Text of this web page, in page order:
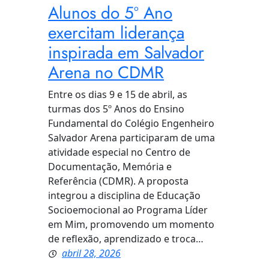
Alunos do 5º Ano
exercitam liderança
inspirada em Salvador
Arena no CDMR
Entre os dias 9 e 15 de abril, as
turmas dos 5º Anos do Ensino
Fundamental do Colégio Engenheiro
Salvador Arena participaram de uma
atividade especial no Centro de
Documentação, Memória e
Referência (CDMR). A proposta
integrou a disciplina de Educação
Socioemocional ao Programa Líder
em Mim, promovendo um momento
de reflexão, aprendizado e troca…
abril 28, 2026